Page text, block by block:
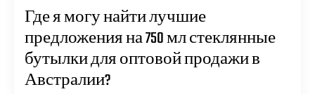
Где я могу найти лучшие
предложения на 750 мл стеклянные
бутылки для оптовой продажи в
Австралии?